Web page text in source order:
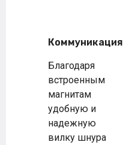
Коммуникация
Благодаря
встроенным
магнитам
удобную и
надежную
вилку шнура